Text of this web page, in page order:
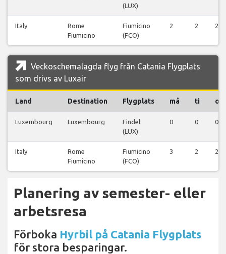
(LUX)
Italy
Rome
Fiumicino
Fiumicino
(FCO)
2 2 2
Veckoschemalagda flyg från Catania Flygplats
som drivs av Luxair
Land Destination Flygplats må ti on
Luxembourg Luxembourg
Findel
(LUX)
0 0 0
Italy
Rome
Fiumicino
Fiumicino
(FCO)
3 2 2
Planering av semester- eller
arbetsresa
Förboka Hyrbil på Catania Flygplats
för stora besparingar.